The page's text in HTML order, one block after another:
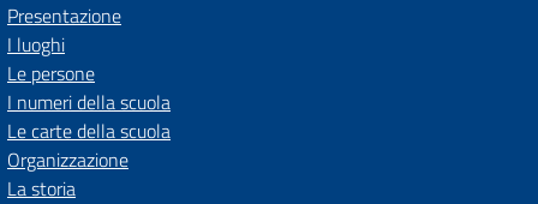
Presentazione
I luoghi
Le persone
I numeri della scuola
Le carte della scuola
Organizzazione
La storia